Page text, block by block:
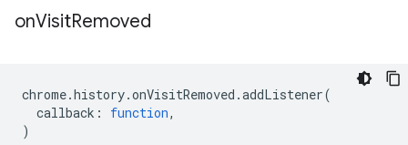
onVisitRemoved
chrome.history.onVisitRemoved .addListener(
callback : function,
)